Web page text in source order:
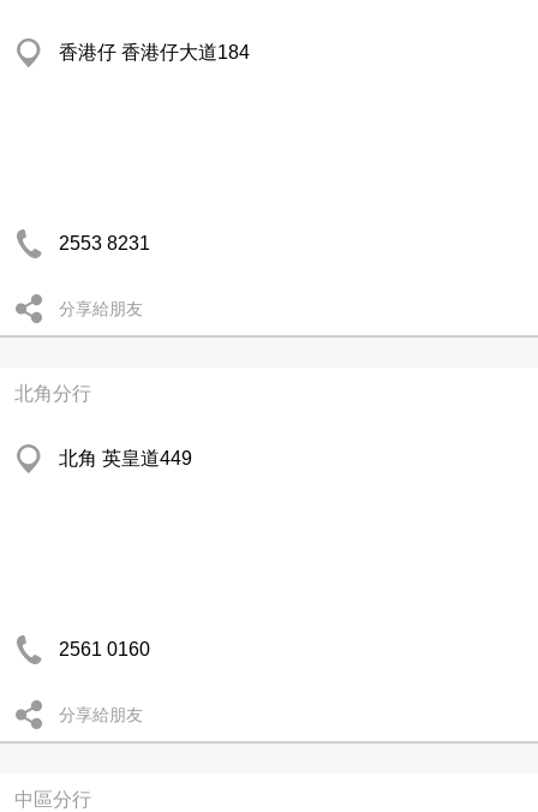
香港仔 香港仔大道184
2553 8231
分享給朋友
北角分行
北角 英皇道449
2561 0160
分享給朋友
中區分行